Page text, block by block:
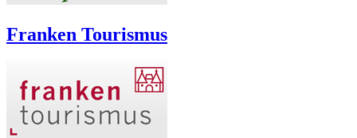
Franken Tourismus